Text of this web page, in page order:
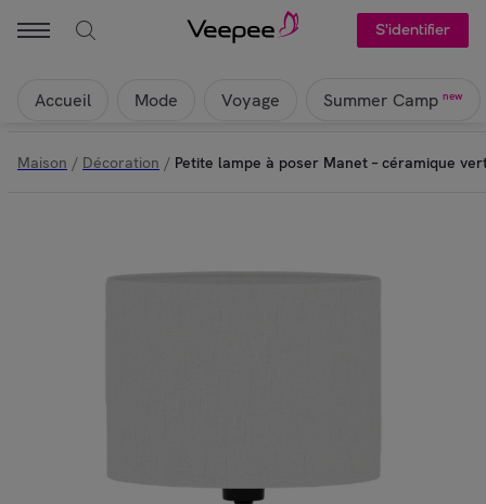
S'identifier
Accueil Mode Voyage Summer Camp new
Maison / Décoration / Petite lampe à poser Manet – céramique